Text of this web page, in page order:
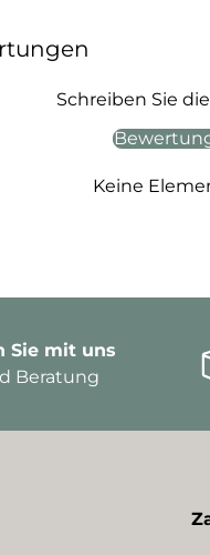
Schreiben Sie
Keine
Sie mit uns
Beratung